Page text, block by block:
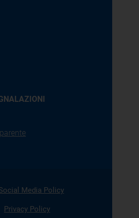
Media Policy
Privacy Policy